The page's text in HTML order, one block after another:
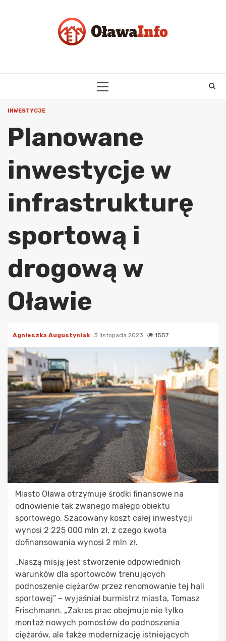
PRIMARY
INWESTYCJE
Planowane
inwestycje w
infrastrukturę
sportową i
drogową w
Oławie
Agnieszka Augustyniak 3 listopada 2023 1557
Miasto Oława otrzymuje środki finansowe na
odnowienie tak zwanego małego obiektu
sportowego. Szacowany koszt całej inwestycji
wynosi 2 225 000 mln zł, z czego kwota
dofinansowania wynosi 2 mln zł.
„Naszą misją jest stworzenie odpowiednich
warunków dla sportowców trenujących
podnoszenie ciężarów przez renomowanie tej hali
sportowej” – wyjaśniał burmistrz miasta, Tomasz
Frischmann. „Zakres prac obejmuje nie tylko
montaż nowych pomostów do podnoszenia
ciężarów, ale także modernizację istniejących